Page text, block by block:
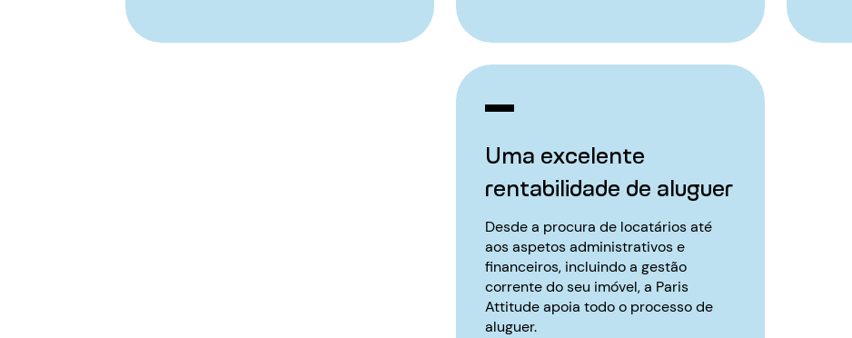
Uma excelente
rentabilidade de aluguer
Desde a procura de locatários até
aos aspetos administrativos e
financeiros, incluindo a gestão
corrente do seu imóvel, a Paris
Attitude apoia todo o processo de
aluguer.